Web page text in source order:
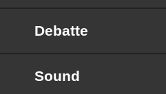
Debatte
Sound